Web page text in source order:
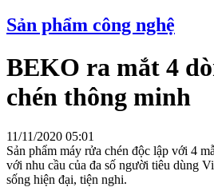
Sản phẩm công nghệ
BEKO ra mắt 4
chén thông minh
11/11/2020 05:01
Sản phẩm máy rửa chén độc lập với 4
với nhu cầu của đa số người tiêu dùng
sống hiện đại, tiện nghi.